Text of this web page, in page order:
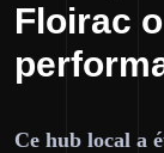
Floirac
Ce hub local a